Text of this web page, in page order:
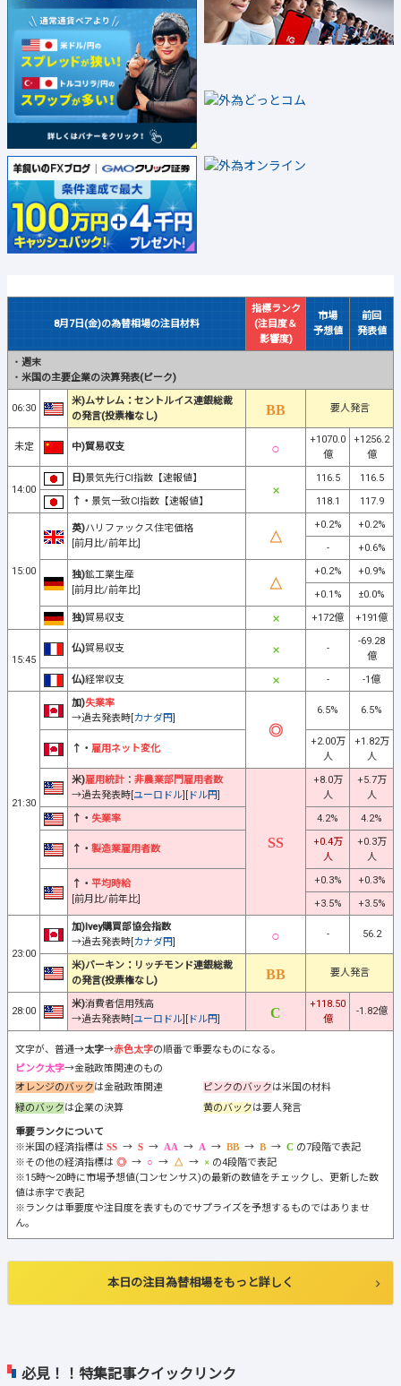
必見！！特集記事クイックリンク
8月7日(金)の為替相場の注目材料
指標ランク
(注目度＆
影響度)
市場
予想値
前回
発表値
・ 週末
・ 米国の主要企業の決算発表(ピーク)
06:30
米)ムサレム：セントルイス連銀総裁
の発言(投票権なし)
要人発言
未定 中)貿易収支
+1070.0
億
+1256.2
億
14:00
日)景気先行CI指数【速報値】 116.5
116.5
↑・ 景気一致CI指数【速報値】 118.1 117.9
15:00
英)ハリファックス住宅価格
[前月比/前年比]
+0.2%
+0.2%
-
+0.6%
独)鉱工業生産
[前月比/前年比]
+0.2%
+0.9%
+0.1%
±0.0%
独)貿易収支 +172億 +191億
15:45
仏)貿易収支 -
-69.28
億
仏)経常収支 - -1億
21:30
加)失業率
→過去発表時[カナダ円]
6.5% 6.5%
↑・ 雇用ネット変化
+2.00万
人
+1.82万
人
米)雇用統計 ： 非農業部門雇用者数
→過去発表時[ユーロドル][ ドル円]
+8.0万
人
+5.7万
人
↑・ 失業率 4.2% 4.2%
↑・ 製造業雇用者数
+0.4万
人
+0.3万
人
↑・ 平均時給
[前月比/前年比]
+0.3%
+0.3%
+3.5%
+3.5%
23:00
加)Ivey購買部協会指数
→過去発表時[カナダ円]
- 56.2
米)バーキン：リッチモンド連銀総裁
の発言(投票権なし)
要人発言
28:00
米)消費者信用残高
→過去発表時[ユーロドル][ ドル円]
+118.50
億
-1.82億
文字が、普通→太字→赤色太字の順番で重要なものになる。
ピンク太字→金融政策関連のもの
オレンジのバックは金融政策関連 ピンクのバックは米国の材料
緑のバックは企業の決算 黄のバックは要人発言
重要ランクについて
※米国の経済指標は
→ → → → → →
の7段階で表記
※その他の経済指標は
→ → →
の4段階で表記
※15時～20時に市場予想値(コンセンサス)の最新の数値をチェックし、更新した数
値は赤字で表記
※ランクは重要度や注目度を表すものでサプライズを予想するものではありませ
ん。
本日の注目為替相場をもっと詳しく